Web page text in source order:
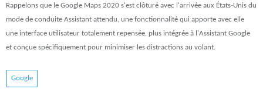
Rappelons que le Google Maps 2020 s'est clôturé avec l'arrivée aux États-Unis du
mode de conduite Assistant attendu, une fonctionnalité qui apporte avec elle
une interface utilisateur totalement repensée, plus intégrée à l'Assistant Google
et conçue spécifiquement pour minimiser les distractions au volant.
Google